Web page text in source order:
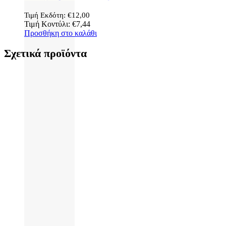
Τιμή Εκδότη: €12,00
Τιμή Κοντύλι: €7,44
Προσθήκη στο καλάθι
Σχετικά προϊόντα